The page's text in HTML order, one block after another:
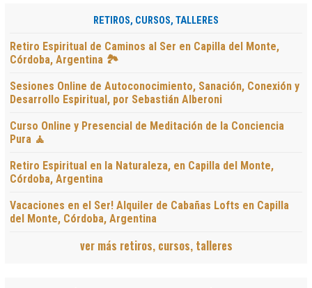
RETIROS, CURSOS, TALLERES
Retiro Espiritual de Caminos al Ser en Capilla del Monte,
Córdoba, Argentina 🏞️
Sesiones Online de Autoconocimiento, Sanación, Conexión y
Desarrollo Espiritual, por Sebastián Alberoni
Curso Online y Presencial de Meditación de la Conciencia
Pura 🧘
Retiro Espiritual en la Naturaleza, en Capilla del Monte,
Córdoba, Argentina
Vacaciones en el Ser! Alquiler de Cabañas Lofts en Capilla
del Monte, Córdoba, Argentina
ver más retiros, cursos, talleres